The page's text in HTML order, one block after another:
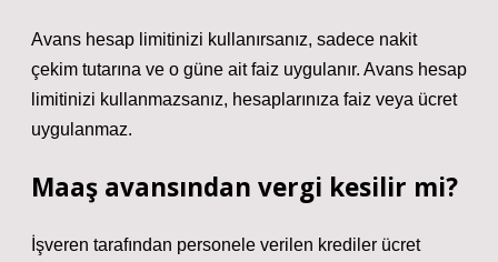
Avans hesap limitinizi kullanırsanız, sadece nakit
çekim tutarına ve o güne ait faiz uygulanır. Avans hesap
limitinizi kullanmazsanız, hesaplarınıza faiz veya ücret
uygulanmaz.
Maaş avansından vergi kesilir mi?
İşveren tarafından personele verilen krediler ücret